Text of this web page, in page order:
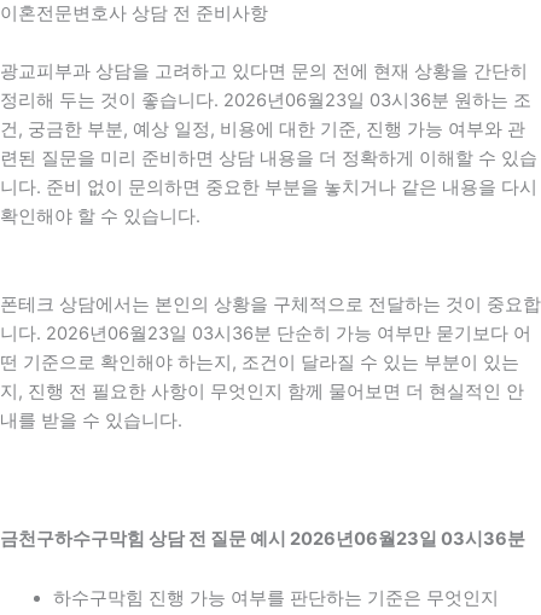
이혼전문변호사 상담 전 준비사항
광교피부과 상담을 고려하고 있다면 문의 전에 현재 상황을 간단히
정리해 두는 것이 좋습니다. 2026년06월23일 03시36분 원하는 조
건, 궁금한 부분, 예상 일정, 비용에 대한 기준, 진행 가능 여부와 관
련된 질문을 미리 준비하면 상담 내용을 더 정확하게 이해할 수 있습
니다. 준비 없이 문의하면 중요한 부분을 놓치거나 같은 내용을 다시
확인해야 할 수 있습니다.
폰테크 상담에서는 본인의 상황을 구체적으로 전달하는 것이 중요합
니다. 2026년06월23일 03시36분 단순히 가능 여부만 묻기보다 어
떤 기준으로 확인해야 하는지, 조건이 달라질 수 있는 부분이 있는
지, 진행 전 필요한 사항이 무엇인지 함께 물어보면 더 현실적인 안
내를 받을 수 있습니다.
금천구하수구막힘 상담 전 질문 예시 2026년06월23일 03시36분
하수구막힘 진행 가능 여부를 판단하는 기준은 무엇인지